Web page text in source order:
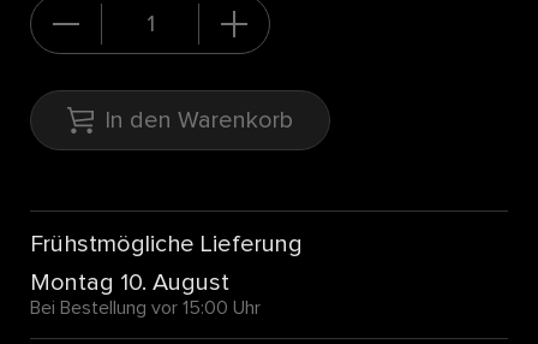
In den Warenkorb
Frühstmögliche Lieferung
Montag 10. August
Bei Bestellung vor 15:00 Uhr